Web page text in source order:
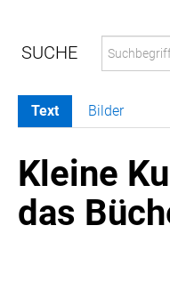
MELDUNGEN
SWORDFISH
AURA
Text Bilder
Kleine
das